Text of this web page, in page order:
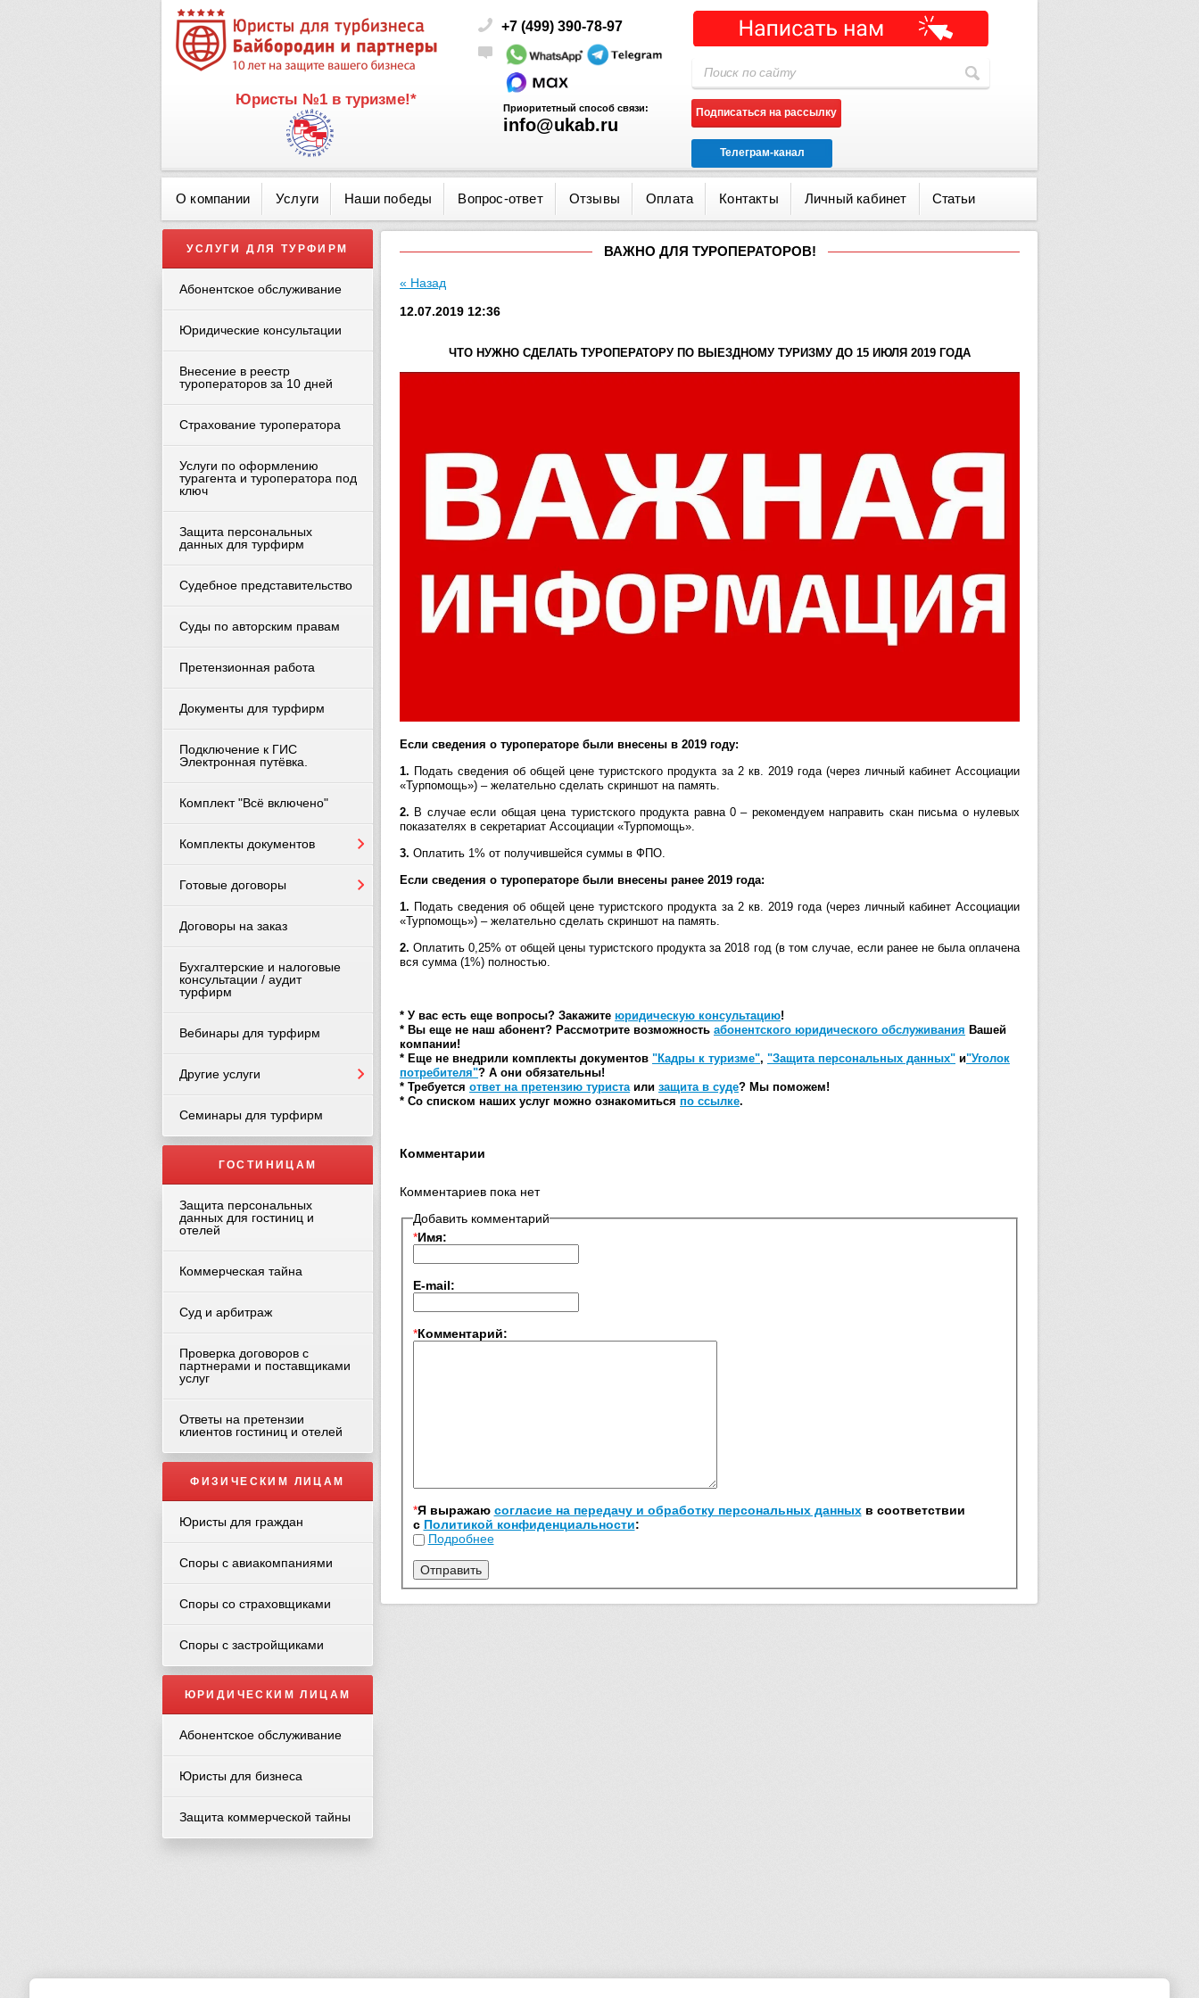
Юристы №1 в туризме!*
+7 (499) 390-78-97
Приоритетный способ связи:
info@ukab.ru
Подписаться на рассылку
Телеграм-канал
О компании Услуги Наши победы Вопрос-ответ Отзывы Оплата Контакты Личный кабинет Статьи
ВАЖНО ДЛЯ ТУРОПЕРАТОРОВ!
« Назад
12.07.2019 12:36
ЧТО НУЖНО СДЕЛАТЬ ТУРОПЕРАТОРУ ПО ВЫЕЗДНОМУ ТУРИЗМУ ДО 15 ИЮЛЯ 2019 ГОДА
Если сведения о туроператоре были внесены в 2019 году:
1. Подать сведения об общей цене туристского продукта за 2 кв. 2019 года (через личный кабинет Ассоциации
«Турпомощь») – желательно сделать скриншот на память.
2. В случае если общая цена туристского продукта равна 0 – рекомендуем направить скан письма о нулевых
показателях в секретариат Ассоциации «Турпомощь».
3. Оплатить 1% от получившейся суммы в ФПО.
Если сведения о туроператоре были внесены ранее 2019 года:
1. Подать сведения об общей цене туристского продукта за 2 кв. 2019 года (через личный кабинет Ассоциации
«Турпомощь») – желательно сделать скриншот на память.
2. Оплатить 0,25% от общей цены туристского продукта за 2018 год (в том случае, если ранее не была оплачена
вся сумма (1%) полностью.
* У вас есть еще вопросы? Закажите юридическую консультацию!
* Вы еще не наш абонент? Рассмотрите возможность абонентского юридического обслуживания Вашей
компании!
* Еще не внедрили комплекты документов "Кадры к туризме", "Защита персональных данных" и"Уголок
потребителя"? А они обязательны!
* Требуется ответ на претензию туристаили защита в суде? Мы поможем!
* Со списком наших услуг можно ознакомиться по ссылке.
Комментарии
Комментариев пока нет
Добавить комментарий
*Имя:
E-mail:
*Комментарий:
*Я выражаю согласие на передачу и обработку персональных данныхв соответствии
с Политикой конфиденциальности:
Подробнее
УСЛУГИ ДЛЯ ТУРФИРМ
Абонентское обслуживание
Юридические консультации
Внесение в реестр
туроператоров за 10 дней
Страхование туроператора
Услуги по оформлению
турагента и туроператора под
ключ
Защита персональных
данных для турфирм
Судебное представительство
Суды по авторским правам
Претензионная работа
Документы для турфирм
Подключение к ГИС
Электронная путёвка.
Комплект "Всё включено"
Комплекты документов
Готовые договоры
Договоры на заказ
Бухгалтерские и налоговые
консультации / аудит
турфирм
Вебинары для турфирм
Другие услуги
Семинары для турфирм
ГОСТИНИЦАМ
Защита персональных
данных для гостиниц и
отелей
Коммерческая тайна
Суд и арбитраж
Проверка договоров с
партнерами и поставщиками
услуг
Ответы на претензии
клиентов гостиниц и отелей
ФИЗИЧЕСКИМ ЛИЦАМ
Юристы для граждан
Споры с авиакомпаниями
Споры со страховщиками
Споры с застройщиками
ЮРИДИЧЕСКИМ ЛИЦАМ
Абонентское обслуживание
Юристы для бизнеса
Защита коммерческой тайны